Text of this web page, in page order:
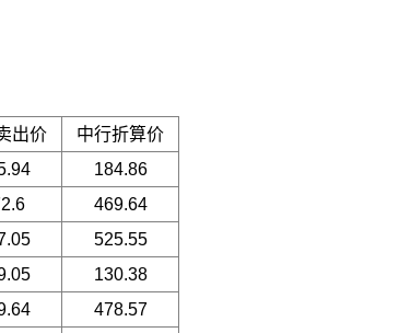
出价
中行折算价
184.86
469.64
525.55
130.38
478.57